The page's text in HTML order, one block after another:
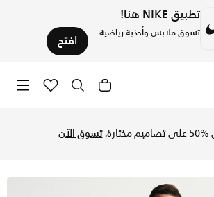
تطبيق NIKE هنا!
تسوق ملابس وأحذية رياضية افتح
تسوق الآن